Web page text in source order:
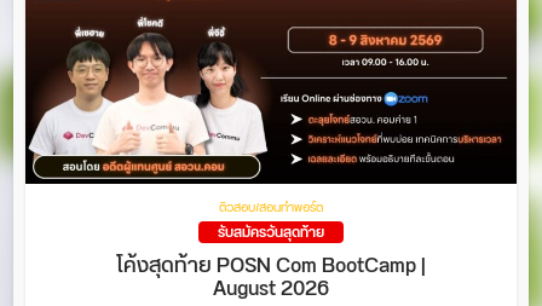
ติวสอบ/สอนทำพอร์ต
รับสมัครวันสุดท้าย
โค้งสุดท้าย POSN Com BootCamp |
August 2026